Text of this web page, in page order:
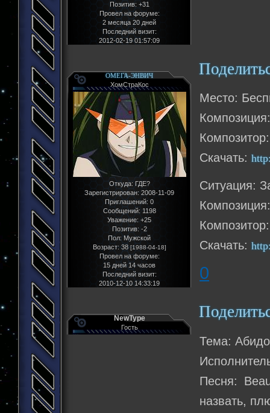
Позитив: +31
Провел на форуме:
2 месяца 20 дней
Последний визит:
2012-02-19 01:57:09
ОМЕГА-ЭНВИЧ
ХомСтраКос
Откуда: ГДЕ?
Зарегистрирован: 2008-11-09
Приглашений: 0
Сообщений: 1198
Уважение: +25
Позитив: -2
Пол: Мужской
Возраст: 38[1988-04-18]
Провел на форуме:
15 дней 14 часов
Последний визит:
2010-12-10 14:33:19
Место:
Скачать:
Ситуация:
Скачать:
0
NewType
Гость
Тема:
Песня:
назвать,